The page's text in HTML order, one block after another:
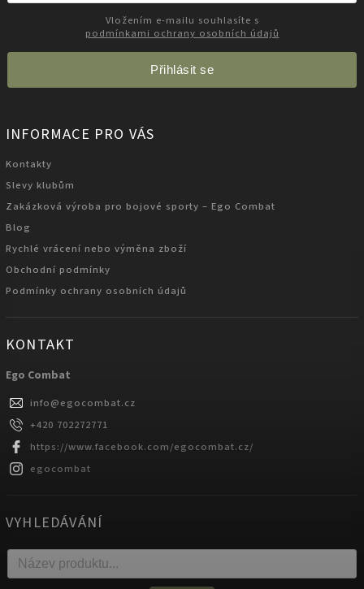
podmínkami ochrany osobních údajů
Přihlásit se
INFORMACE PRO VÁS
Kontakty
Slevy klubům
Zakázková výroba pro bojové sporty – Ego Combat
Blog
Rychlé vrácení nebo výměna zboží
Obchodní podmínky
Podmínky ochrany osobních údajů
KONTAKT
Ego Combat
info@egocombat.cz
+420 702272771
https://www.facebook.com/egocombat.cz/
egocombat
VYHLEDÁVÁNÍ